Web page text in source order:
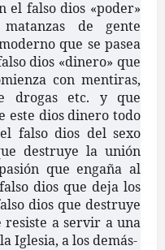
el falso dios «poder»
de gente
que se pasea
dios «dinero» que
con mentiras,
drogas etc. y que
este dios dinero todo
falso dios del sexo
destruye la unión
que engaña al
dios que deja los
dios que destruye
resiste a servir a una
Iglesia, a los demás-